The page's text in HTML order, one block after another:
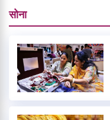
सोना